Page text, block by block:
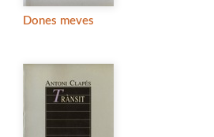
Dones meves